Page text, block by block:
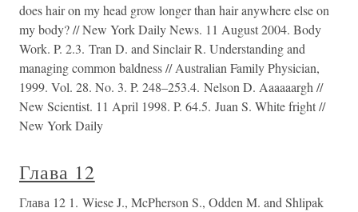
does hair on my head grow longer than hair anywhere else on
my body? // New York Daily News. 11 August 2004. Body
Work. P. 2.3. Tran D. and Sinclair R. Understanding and
managing common baldness // Australian Family Physician,
1999. Vol. 28. No. 3. P. 248–253.4. Nelson D. Aaaaaargh //
New Scientist. 11 April 1998. P. 64.5. Juan S. White fright //
New York Daily
Глава 12
Глава 12 1. Wiese J., McPherson S., Odden M. and Shlipak